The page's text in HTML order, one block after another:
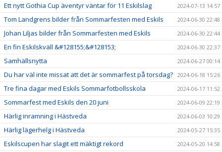
Ett nytt Gothia Cup äventyr väntar för 11 Eskilslag 2024-07-13 14:57
Tom Landgrens bilder från Sommarfesten med Eskils 2024-06-30 22:48
Johan Liljas bilder från Sommarfesten med Eskils 2024-06-30 22:44
En fin Eskilskväll &#128155;&#128153; 2024-06-30 22:37
Samhällsnytta 2024-06-27 00:14
Du har väl inte missat att det är sommarfest på torsdag? 2024-06-18 15:26
Tre fina dagar med Eskils Sommarfotbollsskola 2024-06-17 11:52
Sommarfest med Eskils den 20 juni 2024-06-09 22:19
Härlig inramning i Hästveda 2024-06-03 10:29
Härlig lägerhelg i Hästveda 2024-05-27 15:35
Eskilscupen har slagit ett mäktigt rekord 2024-05-20 14:58